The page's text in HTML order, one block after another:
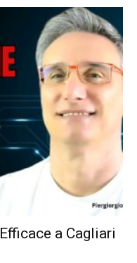
a Cagliari